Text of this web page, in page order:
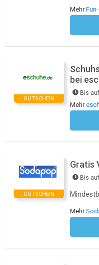
Mehr
GUTSCHEIN
bei
Bis
Mehr
GUTSCHEIN
Gratis
Bis
Mehr